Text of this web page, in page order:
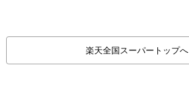
楽天全国スーパートップへ